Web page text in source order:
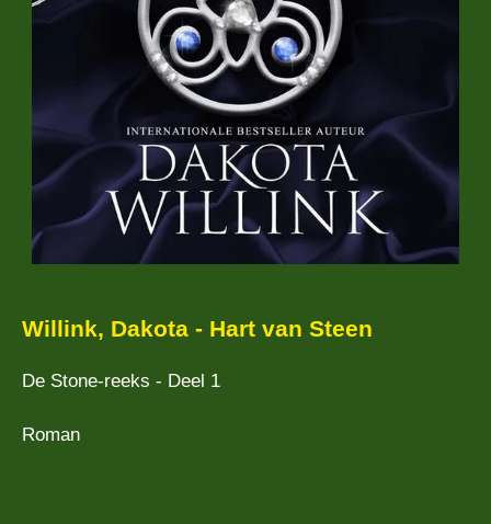
Willink, Dakota - Hart van Steen
De Stone-reeks - Deel 1
Roman